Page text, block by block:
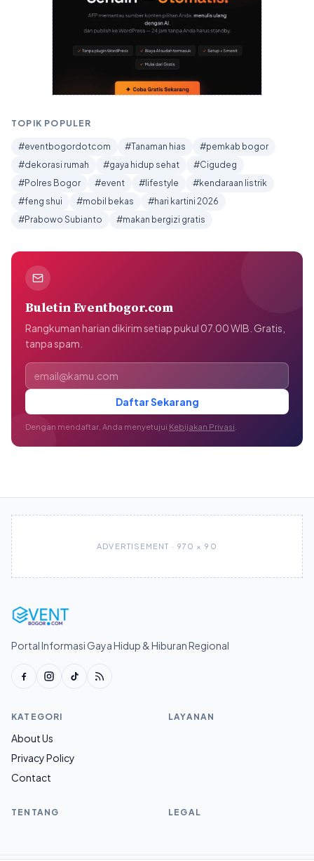
TOPIK POPULER
#eventbogordotcom #Tanaman hias
#pemkab bogor
#dekorasi rumah
#gaya hidup sehat
#Cigudeg
#Polres Bogor
#event #lifestyle
#kendaraan listrik
#feng shui
#mobil bekas
#hari kartini 2026
#Prabowo Subianto
#makan bergizi gratis
Buletin Eventbogor.com
Rangkuman harian dikirim setiap pukul 07.00 WIB. Gratis,
tanpa spam.
Alamat email
Daftar Sekarang
Dengan mendaftar, Anda menyetujui Kebijakan Privasi
ADVERTISEMENT · 970 × 90
Portal Informasi Gaya Hidup & Hiburan Regional
KATEGORI
About Us
Privacy Policy
Contact
LAYANAN
TENTANG LEGAL